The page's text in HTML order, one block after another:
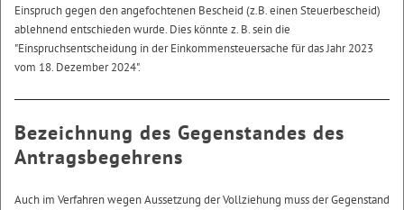
Einspruch gegen den angefochtenen Bescheid (z.B. einen Steuerbescheid)
ablehnend entschieden wurde. Dies könnte z. B. sein die
"Einspruchsentscheidung in der Einkommensteuersache für das Jahr 2023
vom 18. Dezember 2024".
Bezeichnung des Gegenstandes des
Antragsbegehrens
Auch im Verfahren wegen Aussetzung der Vollziehung muss der Gegenstand